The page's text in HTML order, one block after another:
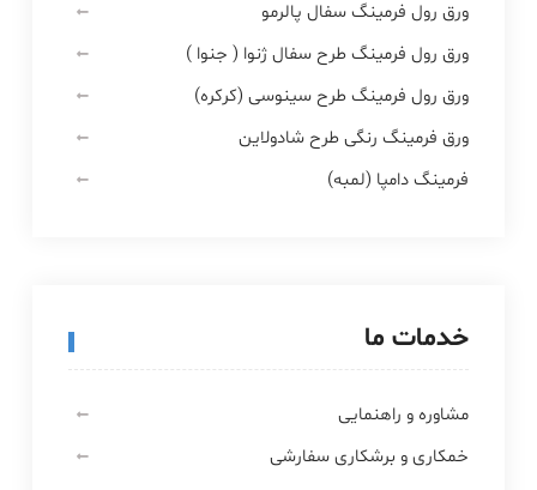
ورق رول فرمینگ سفال پالرمو
ورق رول فرمینگ طرح سفال ژنوا ( جنوا )
ورق رول فرمینگ طرح سینوسی (کرکره)
ورق فرمینگ رنگی طرح شادولاین
فرمینگ دامپا (لمبه)
خدمات ما
مشاوره و راهنمایی
خمکاری و برشکاری سفارشی